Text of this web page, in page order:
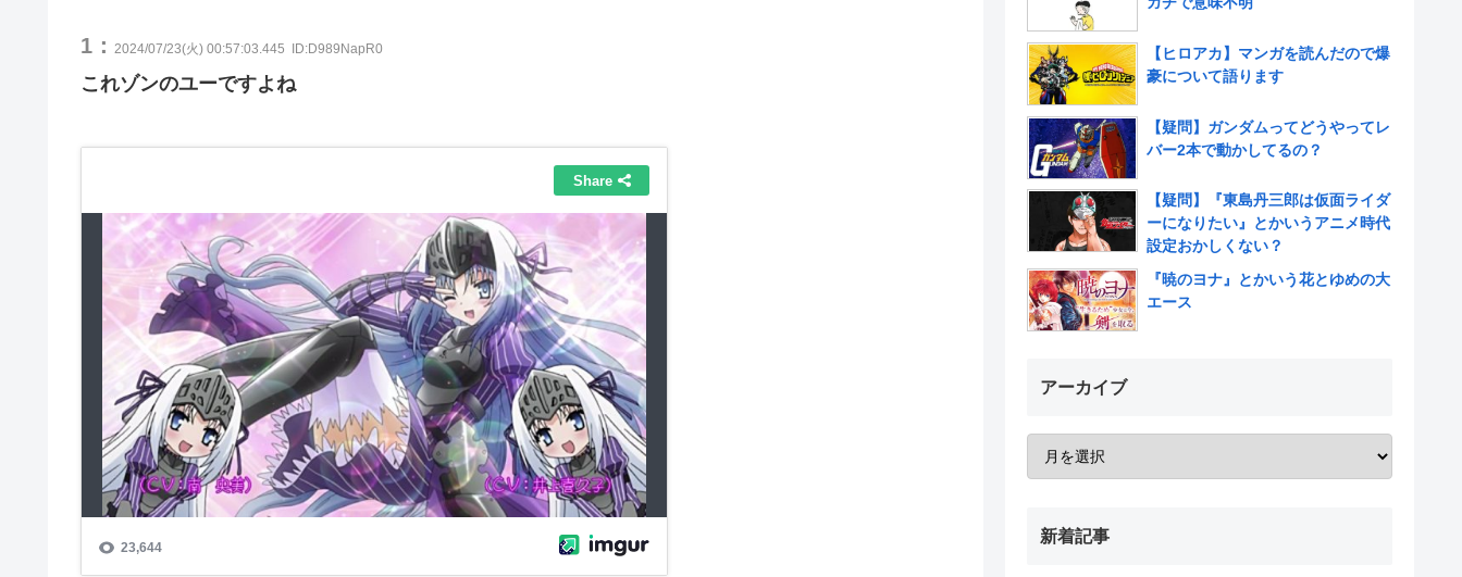
1： 2024/07/23(火) 00:57:03.445 ID:D989NapR0
これゾンのユーですよね
【ヒロアカ】マンガを読んだので爆
豪について語ります
【疑問】ガンダムってどうやってレ
バー2本で動かしてるの？
【疑問】『東島丹三郎は仮面ライダ
ーになりたい』とかいうアニメ時代
設定おかしくない？
『暁のヨナ』とかいう花とゆめの大
エース
アーカイブ
新着記事